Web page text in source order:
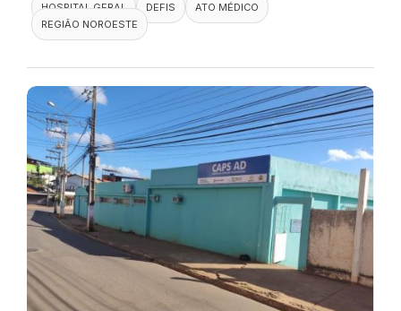
HOSPITAL GERAL
DEFIS
ATO MÉDICO
REGIÃO NOROESTE